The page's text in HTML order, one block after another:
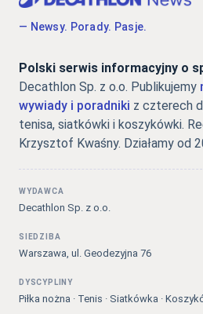
— Newsy. Porady. Pasje.
Polski serwis informacyjny o
Decathlon Sp. z o.o. Publikujemy
wywiady i poradniki z czterech
tenisa, siatkówki i koszykówki.
Krzysztof Kwaśny. Działamy od
WYDAWCA
Decathlon Sp. z o.o.
SIEDZIBA
Warszawa, ul. Geodezyjna 76
DYSCYPLINY
Piłka nożna · Tenis · Siatkówka ·